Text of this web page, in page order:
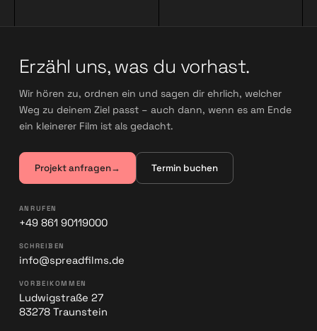
Erzähl uns, was du vorhast.
Wir hören zu, ordnen ein und sagen dir ehrlich, welcher
Weg zu deinem Ziel passt – auch dann, wenn es am Ende
ein kleinerer Film ist als gedacht.
Projekt anfragen→ Termin buchen
ANRUFEN
+49 861 90119000
SCHREIBEN
info@spreadfilms.de
VORBEIKOMMEN
Ludwigstraße 27
83278 Traunstein